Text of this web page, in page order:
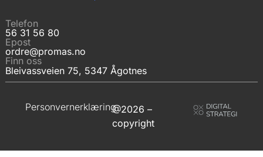
Personvernerklæring@2026 –
copyright
Telefon
56 31 56 80
Epost
ordre@promas.no
Finn oss
Bleivassveien 75, 5347 Ågotnes